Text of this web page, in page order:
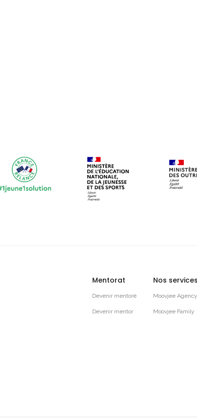
Mentorat
Devenir mentoré
Devenir mentor
Nos services
Moovjee Agency
Moovjee Family